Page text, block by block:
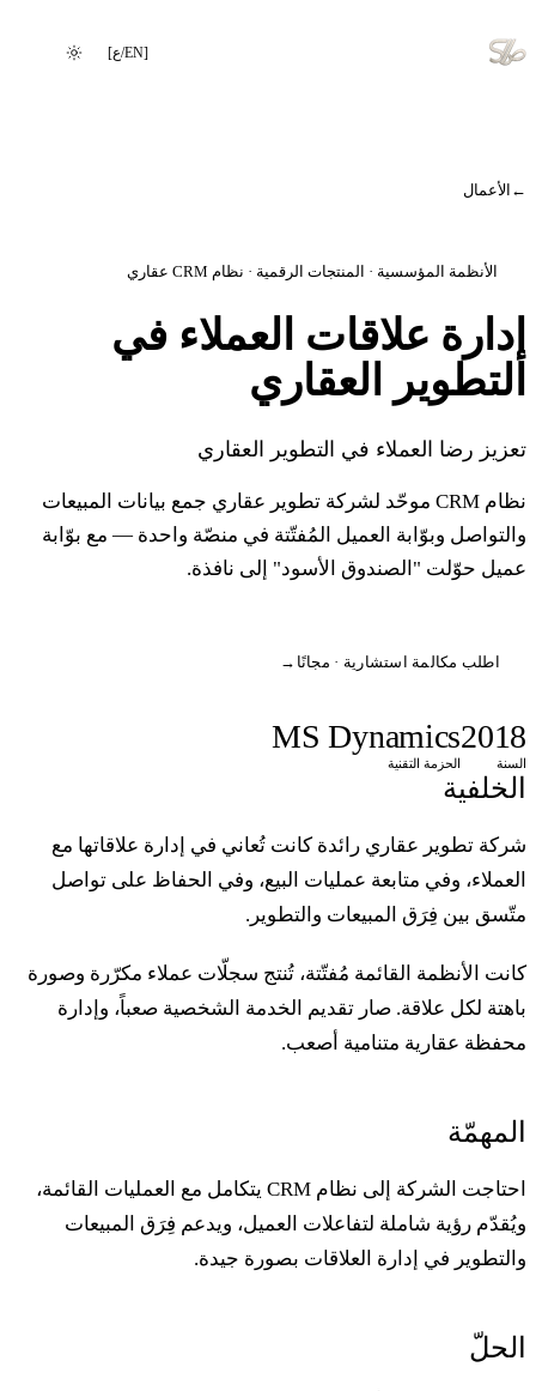
EN
/ع]
تغيير اللغة
الأعمال
الأنظمة المؤسسية · المنتجات الرقمية · نظام CRM عقاري
علاقات العملاء في
العقاري
رضا العملاء في التطوير العقاري
نظام CRM موحّد لشركة تطوير عقاري جمع بيانات المبيعات
وبوّابة العميل المُفتّتة في منصّة واحدة — مع بوّابة
حوّلت "الصندوق الأسود" إلى نافذة.
اطلب مكالمة استشارية · مجانًا→
MS Dynamics
الحزمة التقنية
تطوير عقاري رائدة كانت تُعاني في إدارة علاقاتها مع
وفي متابعة عمليات البيع، وفي الحفاظ على تواصل
بين فِرَق المبيعات والتطوير.
الأنظمة القائمة مُفتّتة، تُنتج سجلّات عملاء مكرّرة وصورة
لكل علاقة. صار تقديم الخدمة الشخصية صعباً، وإدارة
عقارية متنامية أصعب.
احتاجت الشركة إلى نظام CRM يتكامل مع العمليات القائمة،
رؤية شاملة لتفاعلات العميل، ويدعم فِرَق المبيعات
في إدارة العلاقات بصورة جيدة.